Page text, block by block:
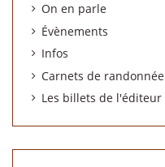
On en parle
Évènements
Infos
Carnets de randonnée
Les billets de l'éditeur